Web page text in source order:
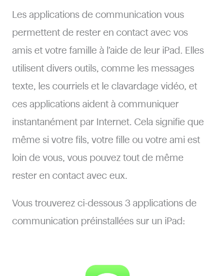
Les applications de communication vous
permettent de rester en contact avec vos
amis et votre famille à l’aide de leur iPad. Elles
utilisent divers outils, comme les messages
texte, les courriels et le clavardage vidéo, et
ces applications aident à communiquer
instantanément par Internet. Cela signifie que
même si votre fils, votre fille ou votre ami est
loin de vous, vous pouvez tout de même
rester en contact avec eux.
Vous trouverez ci-dessous 3 applications de
communication préinstallées sur un iPad: